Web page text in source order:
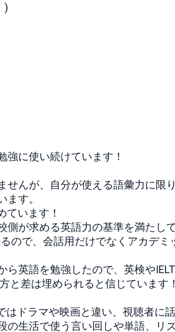
)
強に使い続けています！
せんが、自分が使える語彙力に限
す。
ています！
が求める英語力の基準を満たし
ので、会話用だけでなくアカデミ
英語を勉強したので、英検や
と差は埋められると信じています！
はドラマや映画と違い、視聴者に
生活で使う言い回しや単語、リズ